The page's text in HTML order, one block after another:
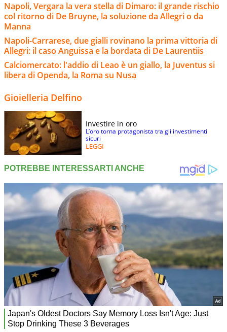
Napoli, Vergara la vera stella di Dimaro: il grande rischio
col ritorno di De Bruyne, la soluzione da Allegri o da
Manna
Napoli-Carrarese, due gialli rovinano la prima vittoria di
Allegri: il caso Anguissa e la bordata di De Laurentiis
Calciomercato: l'addio di Leao è un giallo, la Juventus si
libera di Openda, la Roma su Nusa
Gioielleria Delfino
Investire in oro
L’oro torna protagonista tra gli investimenti
sicuri
LEGGI